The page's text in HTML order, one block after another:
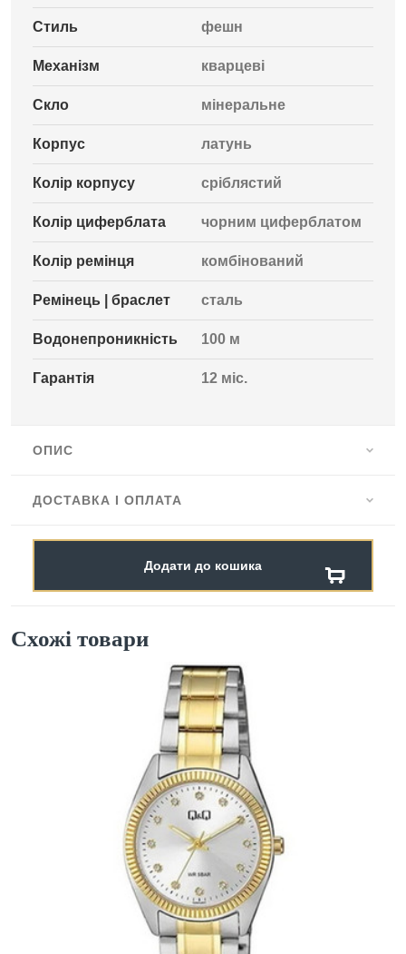
Стиль фешн
Механізм кварцеві
Скло мінеральне
Корпус латунь
Колір корпусу сріблястий
Колір циферблата чорним циферблатом
Колір ремінця комбінований
Ремінець | браслет сталь
Водонепроникність 100 м
Гарантія 12 міс.
ОПИС
ДОСТАВКА І ОПЛАТА
Додати до кошика
Схожі товари